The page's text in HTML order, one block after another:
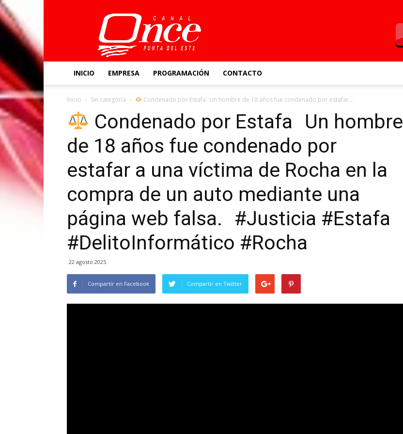
Canal
Once
INICIO EMPRESA PROGRAMACIÓN CONTACTO
Inicio Sin categoría Condenado por Estafa Un hombre de 18 años fue condenado por estafar...
Condenado por Estafa Un hombre
de 18 años fue condenado por
estafar a una víctima de Rocha en la
compra de un auto mediante una
página web falsa. #Justicia #Estafa
#DelitoInformático #Rocha
22 agosto 2025
Compartir en Facebook Compartir en Twitter